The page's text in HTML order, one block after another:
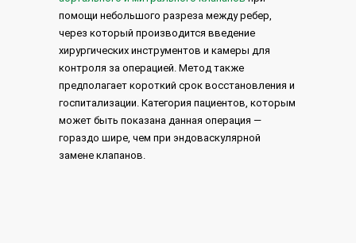
помощи небольшого разреза между ребер,
через который производится введение
хирургических инструментов и камеры для
контроля за операцией. Метод также
предполагает короткий срок восстановления и
госпитализации. Категория пациентов, которым
может быть показана данная операция —
гораздо шире, чем при эндоваскулярной
замене клапанов.